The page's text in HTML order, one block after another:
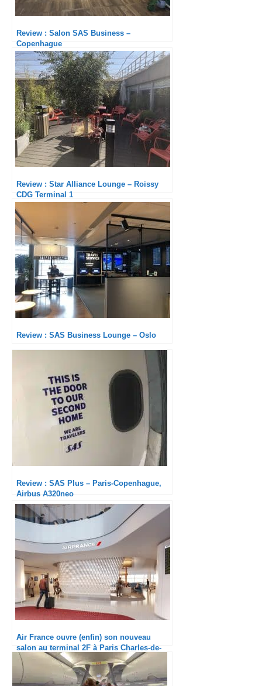
Review : Salon SAS Business –
Copenhague
Review : Star Alliance Lounge – Roissy
CDG Terminal 1
Review : SAS Business Lounge – Oslo
Review : SAS Plus – Paris-Copenhague,
Airbus A320neo
Air France ouvre (enfin) son nouveau
salon au terminal 2F à Paris Charles-de-
Gaulle